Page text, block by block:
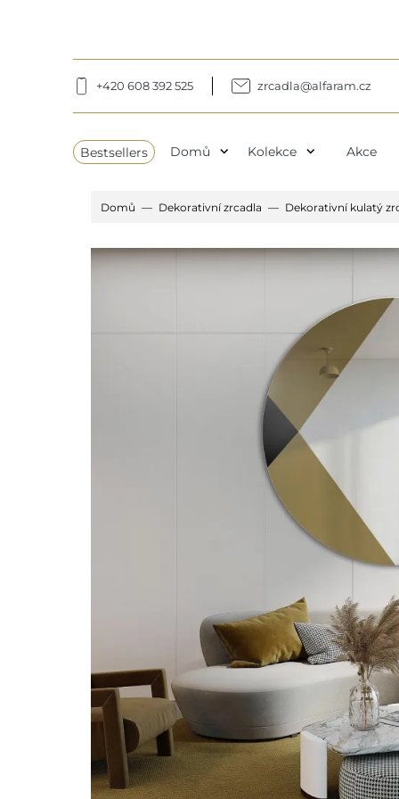
+420 608 392 525 zrcadla@alfaram.cz
Bestsellers Domů expand_more Kolekce expand_more Akce
Domů Dekorativní zrcadla Dekorativní kulatý